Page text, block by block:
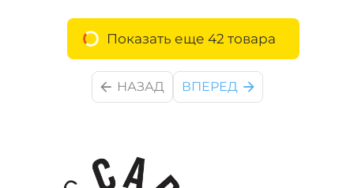
Показать еще 42 товара
НАЗАД ВПЕРЕД